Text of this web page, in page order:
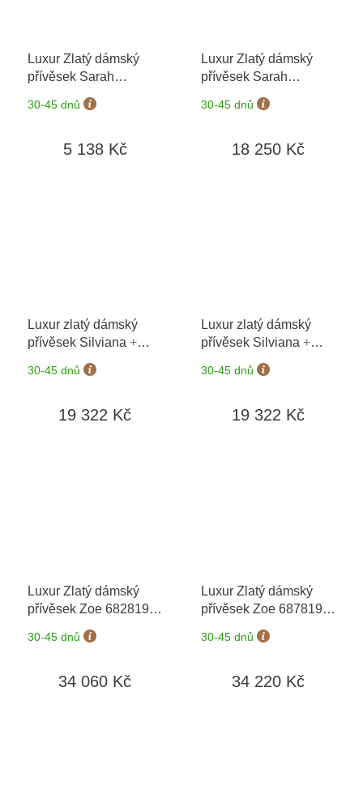
Luxur Zlatý dámský
přívěsek Sarah
+ možnost
výměny do 90 dní
30-45 dnů
5 138 Kč
Luxur Zlatý dámský
přívěsek Sarah
+ možnost
výměny do 90 dní
30-45 dnů
18 250 Kč
Luxur zlatý dámský
přívěsek Silviana +
možnost výměny do 90
dní
30-45 dnů
19 322 Kč
Luxur zlatý dámský
přívěsek Silviana +
možnost výměny do 90
dní
30-45 dnů
19 322 Kč
Luxur Zlatý dámský
přívěsek Zoe 6828194
+ možnost výměny do
90 dní
30-45 dnů
34 060 Kč
Luxur Zlatý dámský
přívěsek Zoe 6878194
+ možnost výměny do
90 dní
30-45 dnů
34 220 Kč